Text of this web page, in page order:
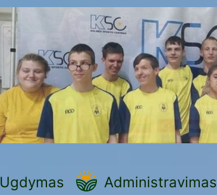
Ugdymas Administravimas